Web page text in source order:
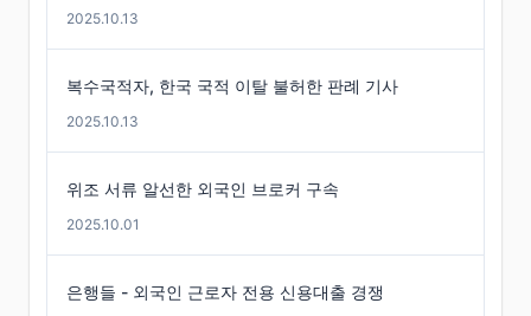
2025.10.13
복수국적자, 한국 국적 이탈 불허한 판례 기사
2025.10.13
위조 서류 알선한 외국인 브로커 구속
2025.10.01
은행들 - 외국인 근로자 전용 신용대출 경쟁